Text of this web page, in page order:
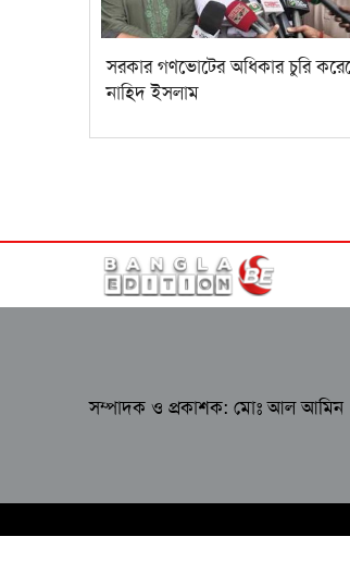
সরকার গণভোটের অধিকার চুরি
নাহিদ ইসলাম
সম্পাদক ও প্রকাশক: মোঃ আল আমিন